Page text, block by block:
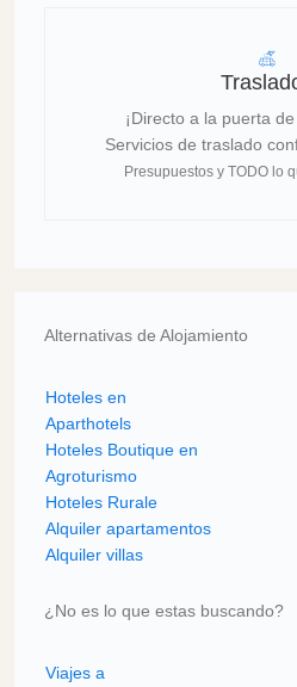
¡Directo a la puerta
Servicios de traslado
Presupuestos y TODO lo
Alternativas de Alojamiento
Hoteles en
Aparthotels
Hoteles Boutique en
Agroturismo
Hoteles Rurale
Alquiler apartamentos
Alquiler villas
¿No es lo que estas buscando?
Viajes a